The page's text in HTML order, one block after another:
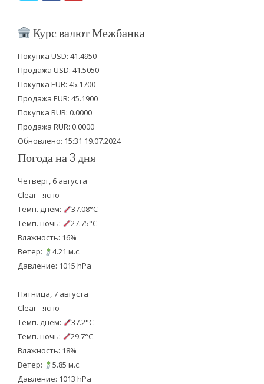
i
t
e
r
c
b
o
o
k
u
u
b
e
Курс валют Межбанка
Покупка USD: 41.4950
Продажа USD: 41.5050
Покупка EUR: 45.1700
Продажа EUR: 45.1900
Покупка RUR: 0.0000
Продажа RUR: 0.0000
Обновлено: 15:31 19.07.2024
Погода на 3 дня
Четверг, 6 августа
Clear - ясно
Темп. днём:
37.08°C
Темп. ночь:
27.75°C
Влажность: 16%
Ветер:
4.21 м.с.
Давление: 1015 hPa
Пятница, 7 августа
Clear - ясно
Темп. днём:
37.2°C
Темп. ночь:
29.7°C
Влажность: 18%
Ветер:
5.85 м.с.
Давление: 1013 hPa